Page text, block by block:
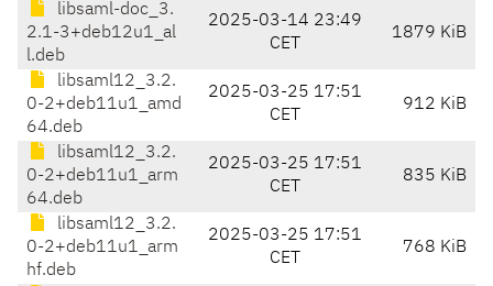
libsaml-doc_3.
2.1-3+deb12u1_al
l.deb
2025-03-14 23:49
CET
1879 KiB
libsaml12_3.2.
0-2+deb11u1_amd
64.deb
2025-03-25 17:51
CET
912 KiB
libsaml12_3.2.
0-2+deb11u1_arm
64.deb
2025-03-25 17:51
CET
835 KiB
libsaml12_3.2.
0-2+deb11u1_arm
hf.deb
2025-03-25 17:51
CET
768 KiB